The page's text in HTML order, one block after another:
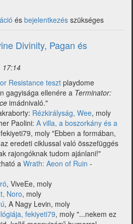
és bejelentkezés szükséges
Divinity, Pagan és
17:14
Resistance tesztplaydome
gagyisága ellenére a Terminator:
imádnivaló."
Rézkirályság, Wee, moly
Paolini: A villa, a boszorkány és a
moly "Ebben a formában,
eredeti ciklussal való összefüggés
rajongóknak tudom ajánlani!"
a Wrath: Aeon of Ruin -
, ViveEe, moly
Noro, moly
, A Nagy Levin, moly
fekiyeti79, moly "...nekem ez